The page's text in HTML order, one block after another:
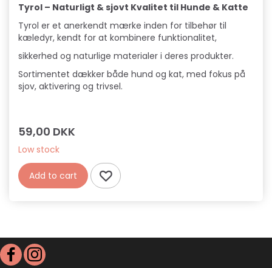
Tyrol – Naturligt & sjovt Kvalitet til Hunde & Katte
Tyrol er et anerkendt mærke inden for tilbehør til
kæledyr, kendt for at kombinere funktionalitet,
sikkerhed og naturlige materialer i deres produkter.
Sortimentet dækker både hund og kat, med fokus på
sjov, aktivering og trivsel.
59,00 DKK
Low stock
Add to cart